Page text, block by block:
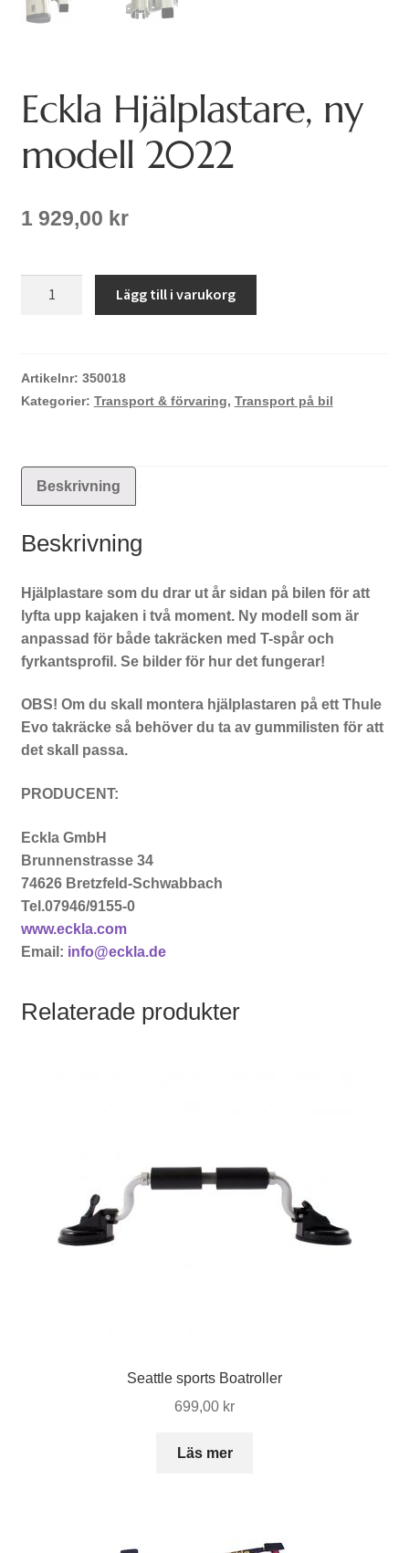
Eckla Hjälplastare, ny
modell 2022
1 929,00 kr
2022
mängd
Lägg till i varukorg
Artikelnr: 350018
Kategorier: Transport & förvaring, Transport på bil
Beskrivning
Beskrivning
Hjälplastare som du drar ut år sidan på bilen för att
lyfta upp kajaken i två moment. Ny modell som är
anpassad för både takräcken med T-spår och
fyrkantsprofil. Se bilder för hur det fungerar!
OBS! Om du skall montera hjälplastaren på ett Thule
Evo takräcke så behöver du ta av gummilisten för att
det skall passa.
PRODUCENT:
Eckla GmbH
Brunnenstrasse 34
74626 Bretzfeld-Schwabbach
Tel.07946/9155-0
www.eckla.com
Email: info@eckla.de
Relaterade produkter
Seattle sports Boatroller
699,00 kr
Läs mer